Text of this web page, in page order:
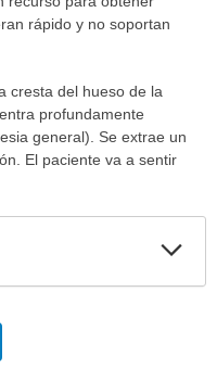
rápido y no soportan
cresta del hueso de la
profundamente
general). Se extrae un
El paciente va a sentir